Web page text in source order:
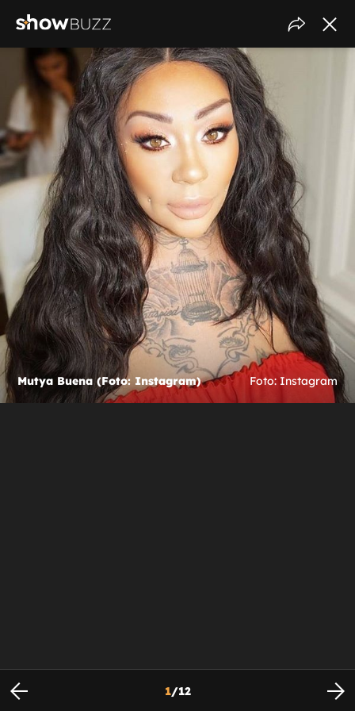
Mutya Buena (Foto: Instagram) Foto: Instagram
1/12